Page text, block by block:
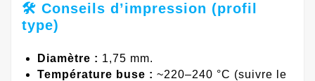
🛠️ Conseils d’impression (profil
type)
Diamètre : 1,75 mm.
Température buse : ~220–240 °C (suivre le